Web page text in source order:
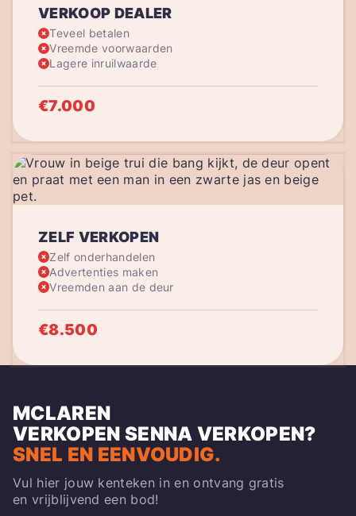
VERKOOP DEALER
Teveel betalen
Vreemde voorwaarden
Lagere inruilwaarde
€7.000
ZELF VERKOPEN
Zelf onderhandelen
Advertenties maken
Vreemden aan de deur
€8.500
MCLAREN
VERKOPEN SENNA VERKOPEN?
SNEL EN EENVOUDIG.
Vul hier jouw kenteken in en ontvang gratis
en vrijblijvend een bod!